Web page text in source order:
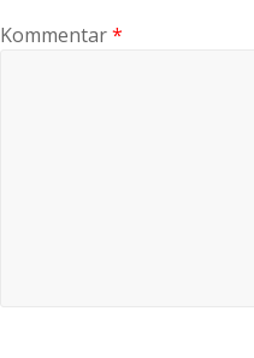
Kommentar*